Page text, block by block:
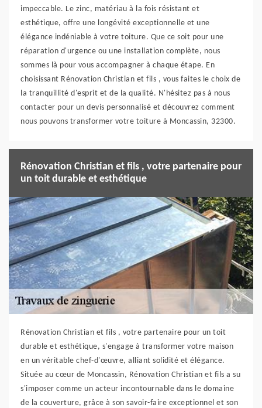
impeccable. Le zinc, matériau à la fois résistant et
esthétique, offre une longévité exceptionnelle et une
élégance indéniable à votre toiture. Que ce soit pour une
réparation d'urgence ou une installation complète, nous
sommes là pour vous accompagner à chaque étape. En
choisissant Rénovation Christian et fils , vous faites le choix de
la tranquillité d'esprit et de la qualité. N'hésitez pas à nous
contacter pour un devis personnalisé et découvrez comment
nous pouvons transformer votre toiture à Moncassin, 32300.
Rénovation Christian et fils , votre partenaire pour
un toit durable et esthétique
Rénovation Christian et fils , votre partenaire pour un toit
durable et esthétique, s'engage à transformer votre maison
en un véritable chef-d'œuvre, alliant solidité et élégance.
Située au cœur de Moncassin, Rénovation Christian et fils a su
s'imposer comme un acteur incontournable dans le domaine
de la couverture, grâce à son savoir-faire exceptionnel et son